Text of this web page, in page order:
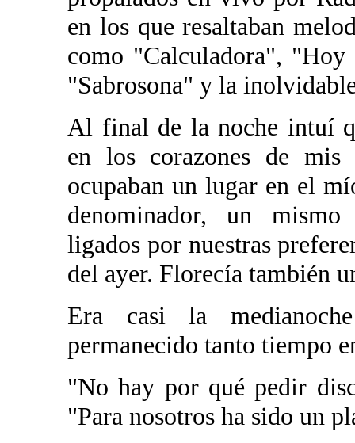
en los que resaltaban
como "Calculadora",
"Sabrosona" y la
Al final de la noche intuí
en los corazones de mis
ocupaban un lugar en el
denominador, un mismo
ligados por nuestras
del ayer. Florecía también
Era casi la
permanecido tanto tiempo
"No hay por qué pedir
"Para nosotros ha sido un